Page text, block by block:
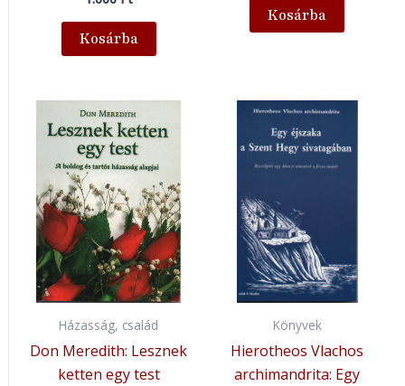
Kosárba
Kosárba
Házasság, család
Don Meredith: Lesznek
ketten egy test
Könyvek
Hierotheos Vlachos
archimandrita: Egy